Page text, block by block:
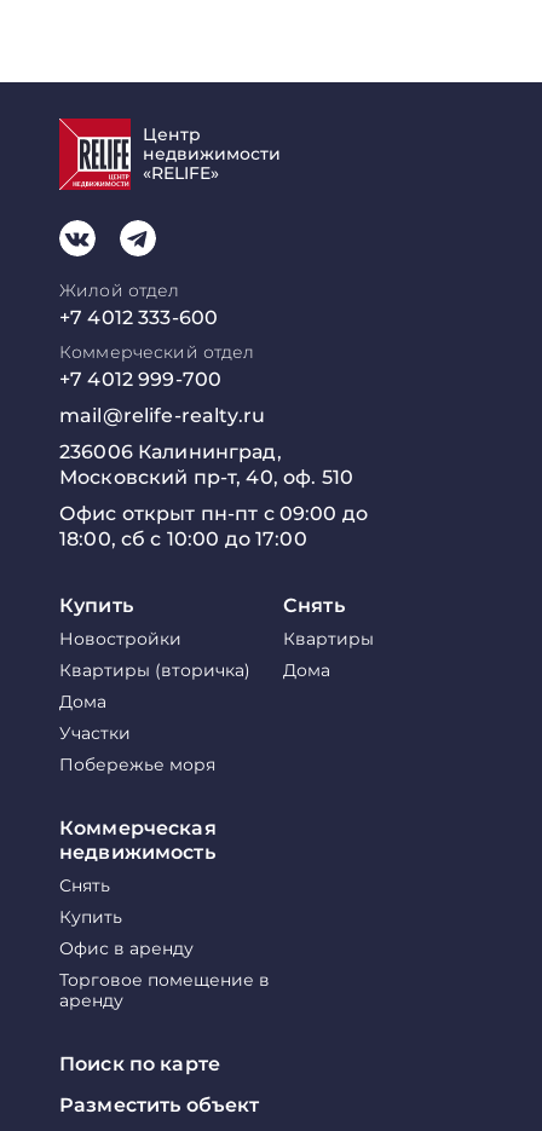
Центр
недвижимости
«RELIFE»
Жилой отдел
+7 4012 333-600
Коммерческий отдел
+7 4012 999-700
mail@relife-realty.ru
236006 Калининград,
Московский пр-т, 40, оф. 510
Офис открыт пн-пт с 09:00 до
18:00, сб с 10:00 до 17:00
Купить
Новостройки
Квартиры (вторичка)
Дома
Участки
Побережье моря
Снять
Квартиры
Дома
Коммерческая
недвижимость
Снять
Купить
Офис в аренду
Торговое помещение в
аренду
Поиск по карте
Разместить объект